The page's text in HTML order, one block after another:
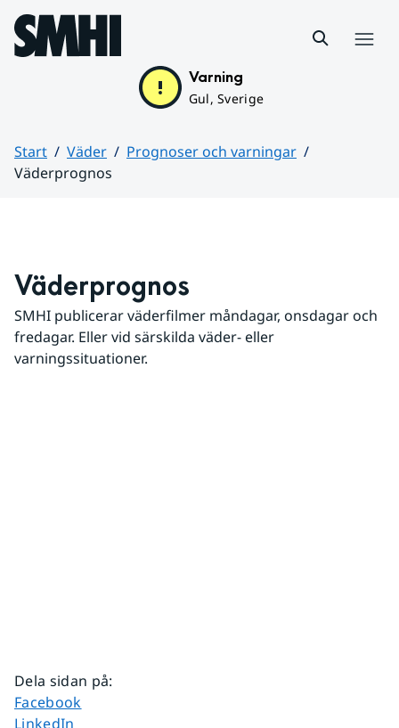
Hoppa till sidans innehåll
Varning
Gul, Sverige
Start Väder
Prognoser och varningar
Väderprognos
Väderprognos
SMHI publicerar väderfilmer måndagar, onsdagar och
fredagar. Eller vid särskilda väder- eller
varningssituationer.
Dela sidan på:
Dela sidan på
Facebook
Dela sidan på
LinkedIn